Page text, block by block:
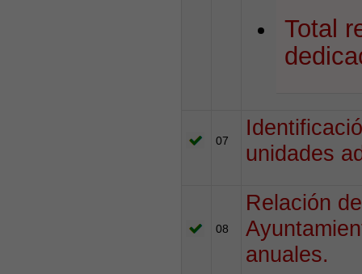
Total
07
unidades
08
Relación
anuales.